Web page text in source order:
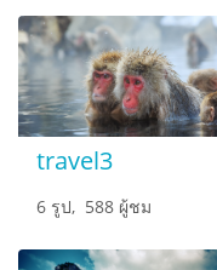
travel3
6 รูป, 588 ผู้ชม